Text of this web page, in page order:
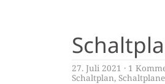
27. Juli 2021 1
Schaltplan,